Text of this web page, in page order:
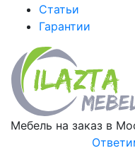
Статьи
Гарантии
Мебель на заказ в